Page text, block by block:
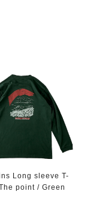
Long sleeve T-
point / Green